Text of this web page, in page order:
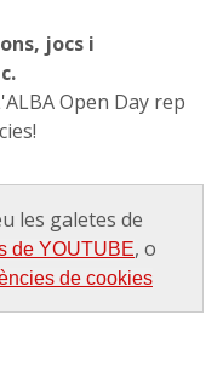
jocs i
Open Day rep
les galetes de
de YOUTUBE, o
de cookies